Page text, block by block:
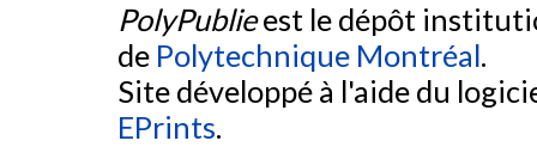
PolyPublieest le dépôt
de Polytechnique Montréal.
Site développé à l'aide du
EPrints.